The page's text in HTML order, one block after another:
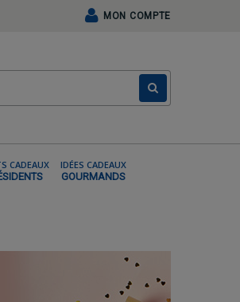
MON COMPTE
CADEAUX
IDÉES CADEAUX
GOURMANDS